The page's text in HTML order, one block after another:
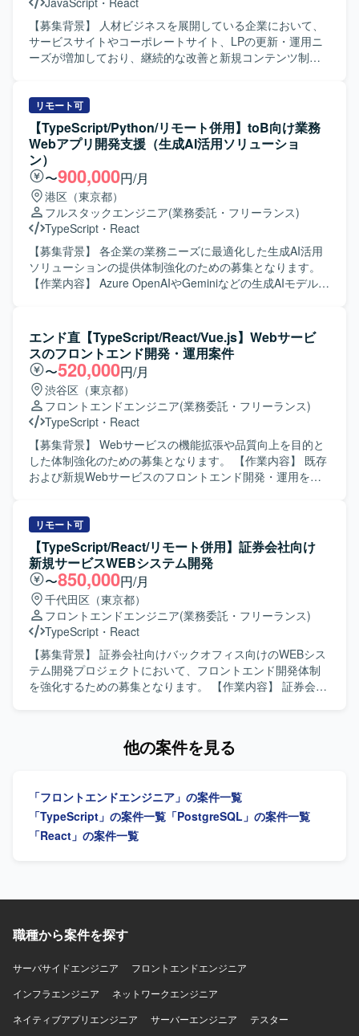
ラットフォームのモダナイゼーションに携わり、決済基盤
の刷新に関する経験を積むことができます。 【開発環境】
PHP、TypeScript、React、Next.js、Golangを使用します。
インフラはKubernetes、AWS、Amazon Aurora MySQLで
Codeを利用します。
【募集背景】 人材ビジネスを展開している企業において、
サービスサイトやコーポレートサイト、LPの更新・運用ニ
ーズが増加しており、継続的な改善と新規コンテンツ制作
対象に、実装やコンテンツの作成・修正、広告用LPの制作
を行っていただきます。 要件整理を行いながら、スケジュ
ール調整や設定作業を行い、複数タスクを並行して対応し
ていただきます。 タスクはSlackを通じて受け取り、
Googleスプレッドシートで管理しつつ、必要に応じて関係
者へのヒアリングを実施し、サイト運用および改善を進め
ていただきます。 【求める人物像】 フロントエンドおよび
バックエンドの実装を一人称で推進でき、自ら課題を発見
して主体的に動いていただける方を求めております。 サイ
ト運用を行いながら、環境整備や業務フローの改善にも前
向きに取り組んでいただける方が望ましいです。 【ポジシ
ョンの魅力】 サービスサイトやコーポレートサイト、LPな
ができます。 デザイナーと密に連携しながら、コンテンツ
企画から実装まで一貫して関われるため、裁量を持ってサ
イト改善に貢献していただけます。 【開発環境】 HTML /
CSS / JavaScript / React / TypeScript を用いたフロントエ
ンド・バックエンド開発環境です。 WordPress をはじめと
した各種CMSを利用したサイト運用を行っております。 タ
スク管理にはSlackおよびGoogleスプレッドシートを使用し
ております。
リモート可
【TypeScript/Python/リモート併用】toB向け業務
Webアプリ開発支援（生成AI活用ソリューショ
ン）
〜900,000円/月
港区（東京都）
フルスタックエンジニア(業務委託・フリーランス)
TypeScript ・ React
【募集背景】 各企業の業務ニーズに最適化した生成AI活用
ソリューションの提供体制強化のための募集となります。
【作業内容】 Azure OpenAIやGeminiなどの生成AIモデルを
っていただきます。 各企業の業務ニーズに最適化したWeb
アプリケーションと独自開発のプラグインを組み合わせた
ソリューションにおいて、要件定義や技術選定、基本設
計・詳細設計、フロントエンドおよびバックエンドの実
装、テスト、運用保守までを一貫してご担当いただきま
す。 【求める人物像】 生成AI技術への関心が高く、新しい
技術スタックの選定や検証に主体的に取り組んでいただけ
る方を求めています。顧客の業務課題を理解し、関係者と
円滑にコミュニケーションを取りながらソリューションを
形にしていける方が望ましいです。 【ポジションの魅力】
ションです。Azure OpenAIやGeminiなどの最新の生成AIモ
デルや、TypeScript / React / Next.js / Python / FastAPIとい
ったモダンな技術スタックを活用しながら、業務効率化に
直結するソリューション開発の経験を積んでいただけま
す。 【開発環境】 フロントエンド：TypeScript, React.js,
Next.js, Chakra UI, Playwright バックエンド：Python,
FastAPI, pytest AI/開発支援：GitHub Copilot, Claude Code
等
エンド直【TypeScript/React/Vue.js】Webサービ
スのフロントエンド開発・運用案件
〜520,000円/月
渋谷区（東京都）
フロントエンドエンジニア(業務委託・フリーランス)
TypeScript ・ React
【募集背景】 Webサービスの機能拡張や品質向上を目的と
した体制強化のための募集となります。 【作業内容】 既存
および新規Webサービスのフロントエンド開発・運用を担
貫してご対応いただきます。1人称で主体的にタスクを進め
つつ、チームメンバーと連携しながら機能追加や改修、UI
改善などを行っていただきます。 【求める人物像】 新しい
技術や知識の習得に積極的で、自ら課題を見つけて提案・
改善に取り組んでいただける方を求めております。チーム
内外とのコミュニケーションを大切にし、協調性を持って
開発を進められる方が望ましいです。 【ポジションの魅
力】 フロントエンド領域において上流工程から一貫して携
わることができ、モダンな技術スタックを活用しながら
Webサービス開発の経験を幅広く積むことができます。主
体的な提案や工夫が歓迎される環境のため、技術力と提案
CSS設計手法、CMSやテンプレートエンジン、CSSプリプ
リモート可
【TypeScript/React/リモート併用】証券会社向け
新規サービスWEBシステム開発
〜850,000円/月
千代田区（東京都）
フロントエンドエンジニア(業務委託・フリーランス)
TypeScript ・ React
【募集背景】 証券会社向けバックオフィス向けのWEBシス
テム開発プロジェクトにおいて、フロントエンド開発体制
を強化するための募集となります。 【作業内容】 証券会社
面実装や、バックエンドとの連携部分の実装・動作確認な
きる方を求めております。チームメンバーや関係者と円滑
にコミュニケーションを取りながら開発を進めていただけ
る方を歓迎いたします。 【ポジションの魅力】 証券業界向
けの新規サービス開発に携わることで、金融ドメインの知
を用いたWEBシステム開発環境となっております。
他の案件を見る
「フロントエンドエンジニア」の案件一覧
「TypeScript」の案件一覧 「PostgreSQL」の案件一覧
「React」の案件一覧
職種から案件を探す
サーバサイドエンジニア
フロントエンドエンジニア
インフラエンジニア
ネットワークエンジニア
ネイティブアプリエンジニア
サーバーエンジニア
テスター